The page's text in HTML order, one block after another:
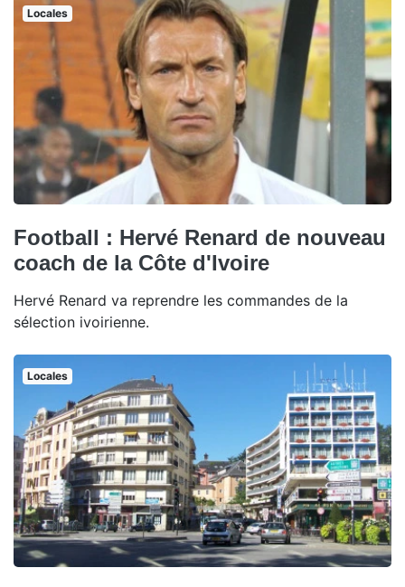
Locales
Football : Hervé Renard de nouveau
coach de la Côte d'Ivoire
Hervé Renard va reprendre les commandes de la
sélection ivoirienne.
Locales